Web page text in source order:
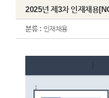
2025년 제3차 인재채용
분류 : 인재채용